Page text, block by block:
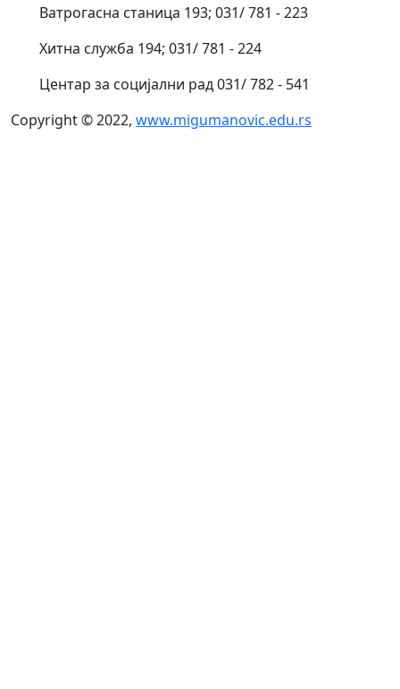
Ватрогасна станица 193; 031/ 781 - 223
Хитна служба 194; 031/ 781 - 224
Центар за социјални рад 031/ 782 - 541
Copyright © 2022, www.migumanovic.edu.rs